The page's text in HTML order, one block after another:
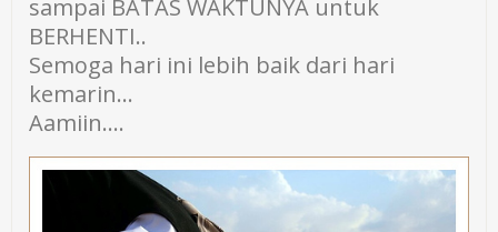
sampai BATAS WAKTUNYA untuk
BERHENTI..
Semoga hari ini lebih baik dari hari
kemarin…
Aamiin….